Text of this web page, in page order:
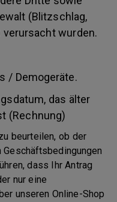
(Blitzschlag,
verursacht wurden.
/ Demogeräte.
das älter
(Rechnung)
beurteilen, ob der
dass Ihr Antrag
nur eine
unseren Online-Shop